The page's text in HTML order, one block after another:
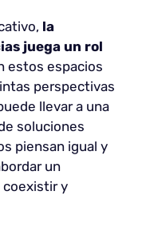
la
juega un rol
estos espacios
perspectivas
llevar a una
soluciones
piensan igual y
un
coexistir y